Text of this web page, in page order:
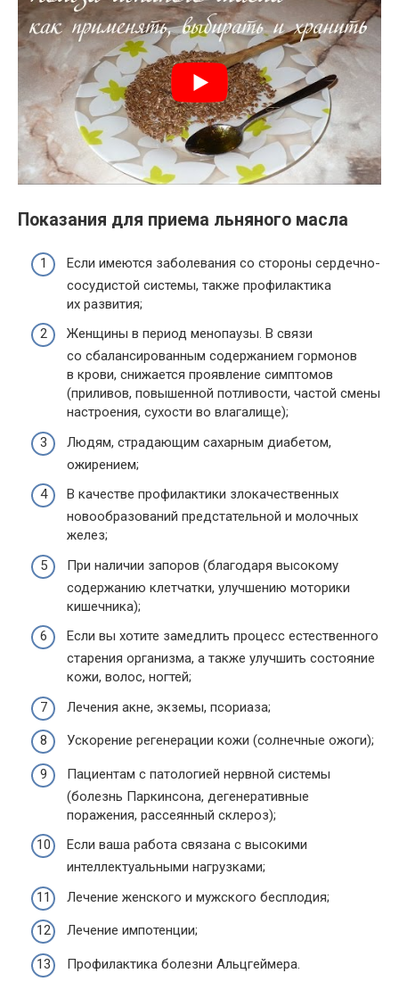
Показания для приема льняного масла
Если имеются заболевания со стороны сердечно-
сосудистой системы, также профилактика
их развития;
Женщины в период менопаузы. В связи
со сбалансированным содержанием гормонов
в крови, снижается проявление симптомов
(приливов, повышенной потливости, частой смены
настроения, сухости во влагалище);
Людям, страдающим сахарным диабетом,
ожирением;
В качестве профилактики злокачественных
новообразований предстательной и молочных
желез;
При наличии запоров (благодаря высокому
содержанию клетчатки, улучшению моторики
кишечника);
Если вы хотите замедлить процесс естественного
старения организма, а также улучшить состояние
кожи, волос, ногтей;
Лечения акне, экземы, псориаза;
Ускорение регенерации кожи (солнечные ожоги);
Пациентам с патологией нервной системы
(болезнь Паркинсона, дегенеративные
поражения, рассеянный склероз);
Если ваша работа связана с высокими
интеллектуальными нагрузками;
Лечение женского и мужского бесплодия;
Лечение импотенции;
Профилактика болезни Альцгеймера.